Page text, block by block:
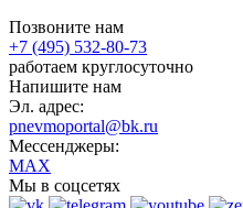
Позвоните нам
+7 (495) 532-80-73
работаем круглосуточно
Напишите нам
Эл. адрес:
pnevmoportal@bk.ru
Мессенджеры:
MAX
Мы в соцсетях